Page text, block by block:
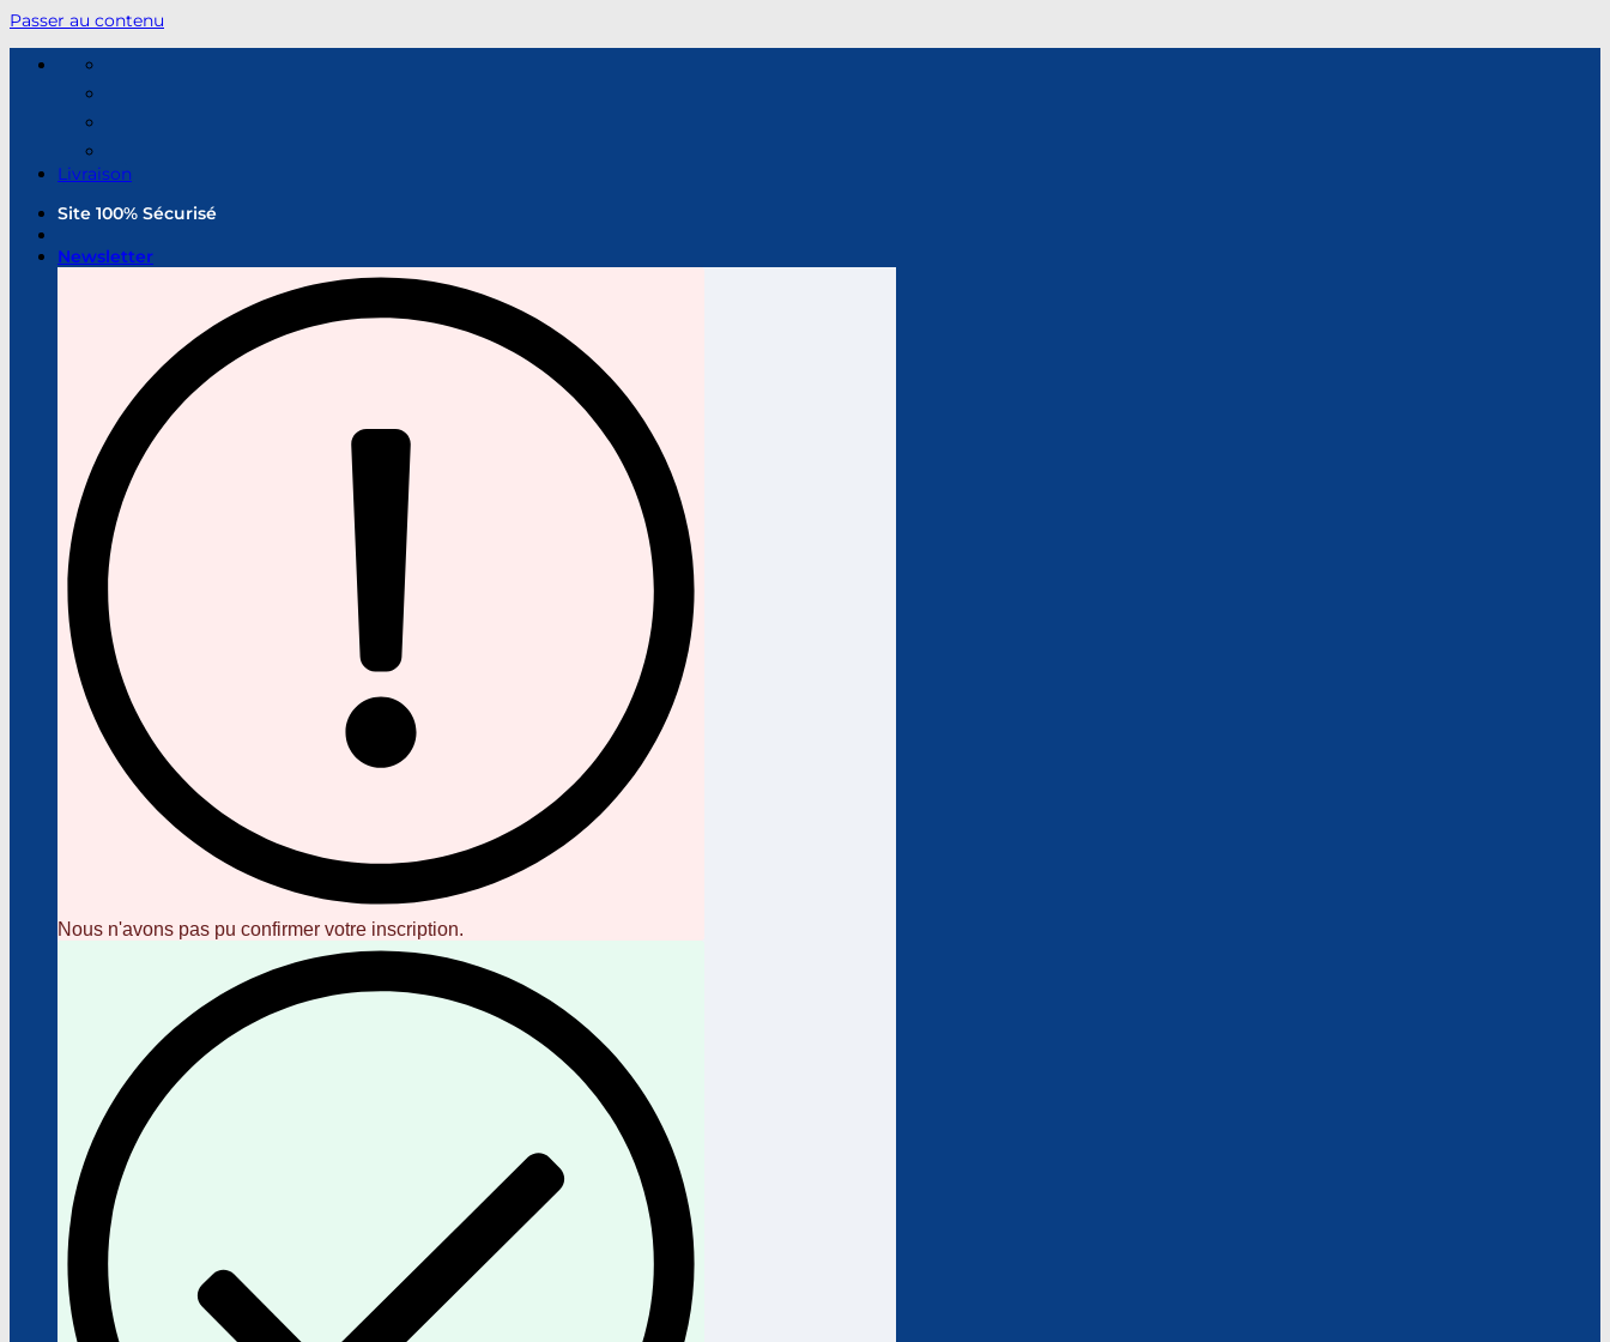
Passer au contenu
Livraison
Site 100% Sécurisé
Newsletter
Nous n'avons pas pu confirmer votre inscription.